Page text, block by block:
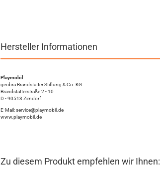
Hersteller Informationen
Playmobil
geobra Brandstätter Stiftung & Co. KG
Brandstätterstraße 2 - 10
D - 90513 Zirndorf
E-Mail: service@playmobil.de
www.playmobil.de
Zu diesem Produkt empfehlen wir Ihnen: